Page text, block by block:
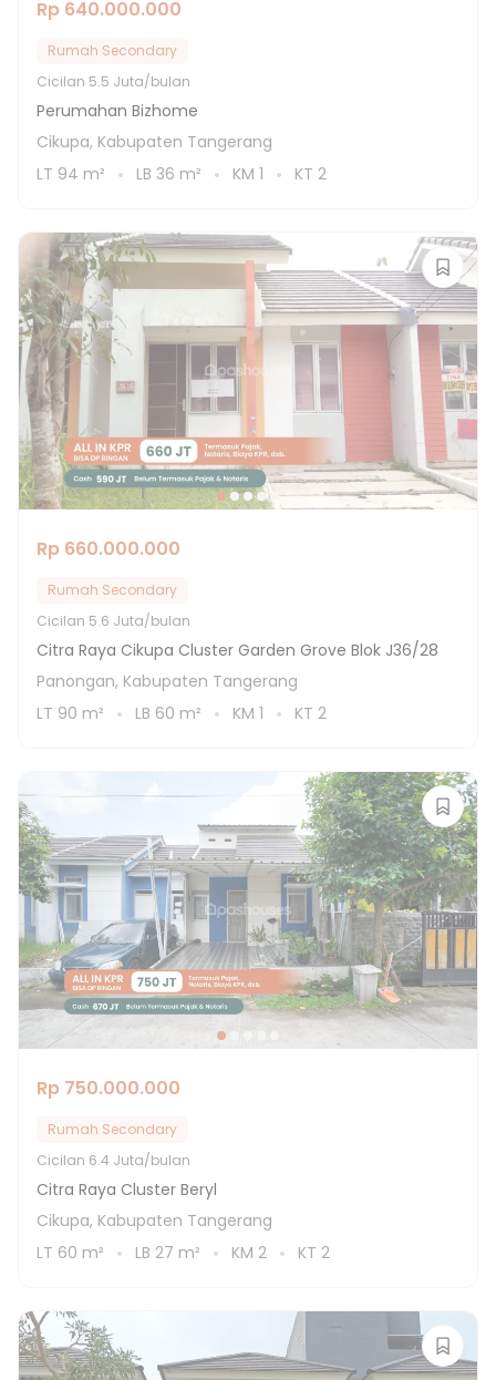
Rp 640.000.000
Rumah Secondary
Cicilan 5.5 Juta/bulan
Perumahan Bizhome
Cikupa, Kabupaten Tangerang
LT 94 m² LB 36 m² KM 1 KT 2
Rp 660.000.000
Rumah Secondary
Cicilan 5.6 Juta/bulan
Citra Raya Cikupa Cluster Garden Grove Blok J36/28
Panongan, Kabupaten Tangerang
LT 90 m² LB 60 m² KM 1 KT 2
Rp 750.000.000
Rumah Secondary
Cicilan 6.4 Juta/bulan
Citra Raya Cluster Beryl
Cikupa, Kabupaten Tangerang
LT 60 m² LB 27 m² KM 2 KT 2